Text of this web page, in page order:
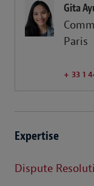
Gita
Paris
+ 33 1
Expertise
Dispute